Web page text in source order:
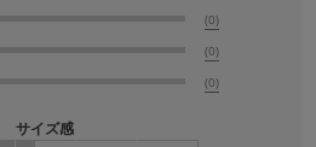
(0)
(0)
(0)
サイズ感